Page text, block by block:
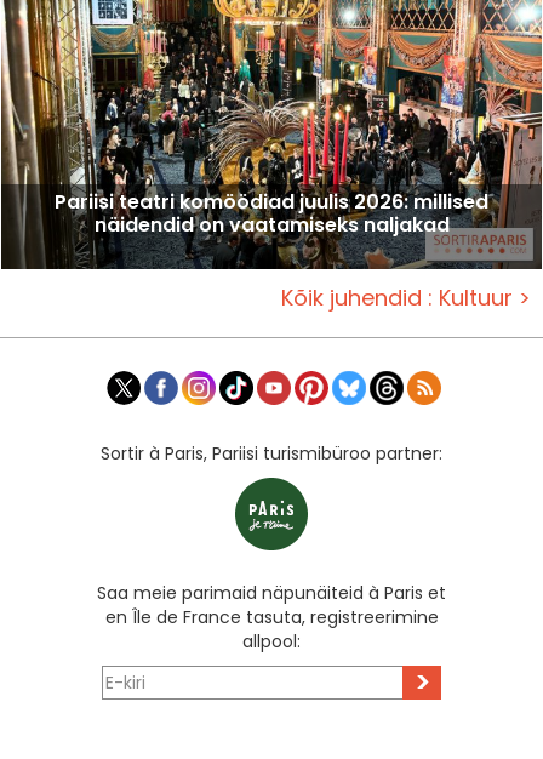
Pariisi teatri komöödiad juulis 2026: millised
näidendid on vaatamiseks naljakad
Kõik juhendid : Kultuur >
Sortir à Paris, Pariisi turismibüroo partner:
Saa meie parimaid näpunäiteid à Paris et
en Île de France tasuta, registreerimine
allpool:
>